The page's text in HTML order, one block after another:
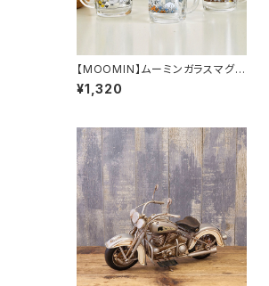
【MOOMIN】ムーミンガラスマグ
（コミックス）
¥1,320